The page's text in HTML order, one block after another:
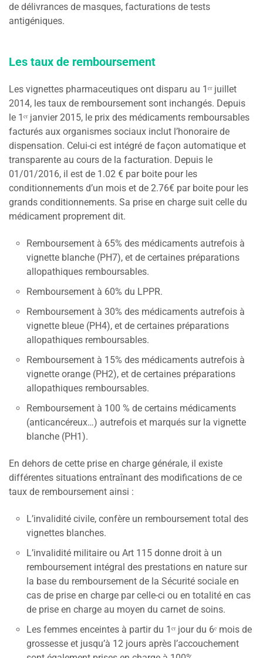
de délivrances de masques, facturations de tests
antigéniques.
Les taux de remboursement
Les vignettes pharmaceutiques ont disparu au 1ᵉʳ juillet
2014, les taux de remboursement sont inchangés. Depuis
le 1ᵉʳ janvier 2015, le prix des médicaments remboursables
facturés aux organismes sociaux inclut l’honoraire de
dispensation. Celui-ci est intégré de façon automatique et
transparente au cours de la facturation. Depuis le
01/01/2016, il est de 1.02 € par boite pour les
conditionnements d’un mois et de 2.76€ par boite pour les
grands conditionnements. Sa prise en charge suit celle du
médicament proprement dit.
Remboursement à 65% des médicaments autrefois à
vignette blanche (PH7), et de certaines préparations
allopathiques remboursables.
Remboursement à 60% du LPPR.
Remboursement à 30% des médicaments autrefois à
vignette bleue (PH4), et de certaines préparations
allopathiques remboursables.
Remboursement à 15% des médicaments autrefois à
vignette orange (PH2), et de certaines préparations
allopathiques remboursables.
Remboursement à 100 % de certains médicaments
(anticancéreux…) autrefois et marqués sur la vignette
blanche (PH1).
En dehors de cette prise en charge générale, il existe
différentes situations entraînant des modifications de ce
taux de remboursement ainsi :
L’invalidité civile, confère un remboursement total des
vignettes blanches.
L’invalidité militaire ou Art 115 donne droit à un
remboursement intégral des prestations en nature sur
la base du remboursement de la Sécurité sociale en
cas de prise en charge par celle-ci ou en totalité en cas
de prise en charge au moyen du carnet de soins.
Les femmes enceintes à partir du 1ᵉʳ jour du 6ᵉ mois de
grossesse et jusqu’à 12 jours après l’accouchement